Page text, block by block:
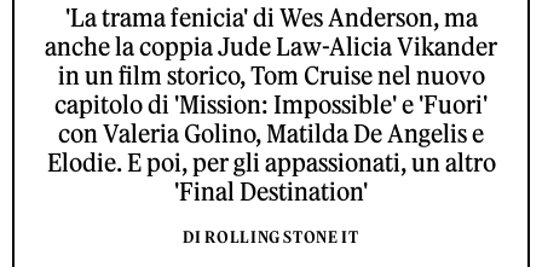
'La trama fenicia' di Wes Anderson, ma
anche la coppia Jude Law-Alicia Vikander
in un film storico, Tom Cruise nel nuovo
capitolo di 'Mission: Impossible' e 'Fuori'
con Valeria Golino, Matilda De Angelis e
Elodie. E poi, per gli appassionati, un altro
'Final Destination'
DI ROLLING STONE IT